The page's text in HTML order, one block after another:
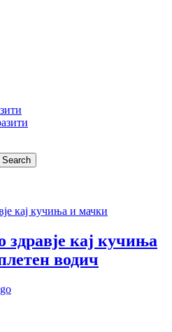
кај кучиња
водич